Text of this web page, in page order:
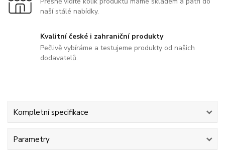
naší stálé nabídky.
Kvalitní české i zahraniční produkty
Pečlivě vybíráme a testujeme produkty od našich
dodavatelů.
Kompletní specifikace
Parametry